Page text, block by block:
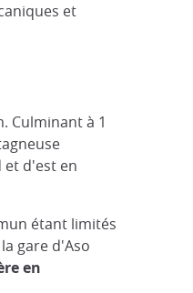
et
Culminant à 1
et d'est en
étant limités
gare d'Aso
en